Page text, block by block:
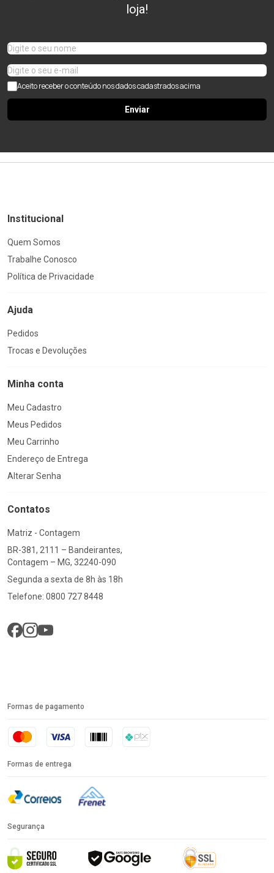
loja!
Aceito receber o conteúdo nos dados cadastrados acima
Enviar
Institucional
Quem Somos
Trabalhe Conosco
Política de Privacidade
Ajuda
Pedidos
Trocas e Devoluções
Minha conta
Meu Cadastro
Meus Pedidos
Meu Carrinho
Endereço de Entrega
Alterar Senha
Contatos
Matriz - Contagem
BR-381, 2111 – Bandeirantes,
Contagem – MG, 32240-090
Segunda a sexta de 8h às 18h
Telefone: 0800 727 8448
Formas de pagamento
Formas de entrega
Segurança